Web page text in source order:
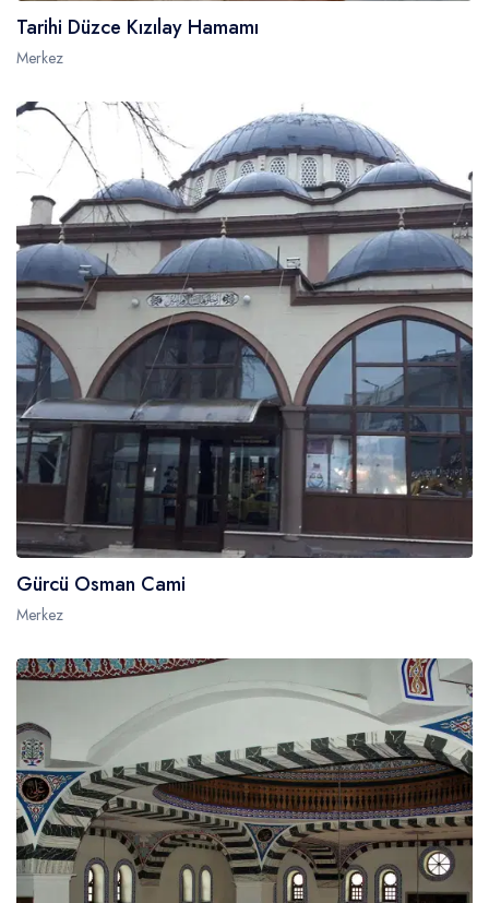
Tarihi Düzce Kızılay Hamamı
Merkez
Gürcü Osman Cami
Merkez